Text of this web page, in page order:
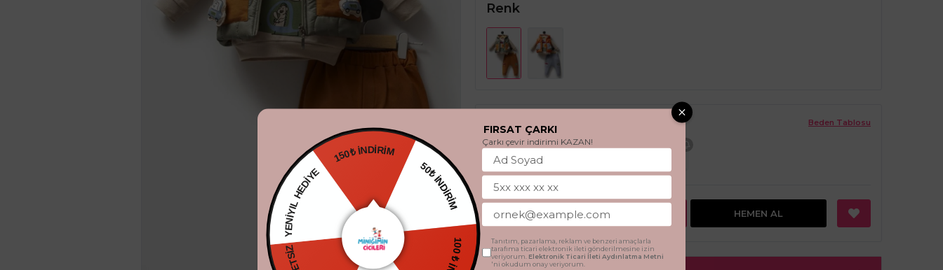
Renk
Beden Tablosu
Beden
6 - 9 Ay
SEPETE EKLE HEMEN AL
150₺ İNDİRİM
50₺ İNDİRİM
YENİYIL HEDİYE
FIRSAT ÇARKI
Çarkı çevir indirimi KAZAN!
Tanıtım, pazarlama, reklam ve benzeri amaçlarla
tarafıma ticari elektronik ileti gönderilmesine izin
veriyorum. Elektronik Ticari İleti Aydınlatma Metni
'ni okudum onay veriyorum.